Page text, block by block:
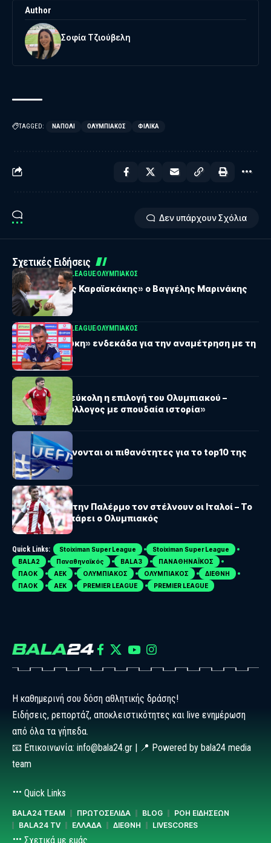
Author
Σοφία Τζιούβελη
TAGGED: ΝΆΠΟΛΙ ΟΛΥΜΠΙΑΚΟΣ ΦΙΛΙΚΑ
Δεν υπάρχουν Σχόλια
Σχετικές Ειδήσεις
UEFA CHAMPIONS LEAGUEΟΛΥΜΠΙΑΚΟΣ
Στο «Γεώργιος Καραϊσκάκης» ο Βαγγέλης Μαρινάκης
UEFA CHAMPIONS LEAGUEΟΛΥΜΠΙΑΚΟΣ
Η «ερυθρόλευκη» ενδεκάδα για την αναμέτρηση με τη
Ναϊμέγκεν
ΟΛΥΜΠΙΑΚΟΣ
Σίλβα: «Πολύ εύκολη η επιλογή του Ολυμπιακού –
Τεράστιος σύλλογος με σπουδαία ιστορία»
UEFA
Ελλάδα: Αυξάνονται οι πιθανότητες για το top10 της
UEFA
ΟΛΥΜΠΙΑΚΟΣ
Στρεφέτσα: Στην Παλέρμο τον στέλνουν οι Ιταλοί – Το
ποσό που θα πάρει ο Ολυμπιακός
Quick Links: Stoiximan Super League
Stoiximan Super League
BALA2
Παναθηναϊκός BALA3
ΠΑΝΑΘΗΝΑΪΚΟΣ
ΠΑΟΚ
ΑΕΚ ΟΛΥΜΠΙΑΚΟΣ ΟΛΥΜΠΙΑΚΟΣ
ΔΙΕΘΝΗ
ΠΑΟΚ
ΑΕΚ PREMIER LEAGUE PREMIER LEAGUE
Η καθημερινή σου δόση αθλητικής δράσης!
Ειδήσεις, ρεπορτάζ, αποκλειστικότητες και live ενημέρωση
από όλα τα γήπεδα.
📧 Επικοινωνία: info@bala24.gr | 📍 Powered by bala24 media
team
Quick Links
BALA24 TEAM ΠΡΩΤΟΣΕΛΙΔΑ BLOG
ΡΟΗ ΕΙΔΗΣΕΩΝ
BALA24 TV
ΕΛΛΑΔΑ ΔΙΕΘΝΗ LIVESCORES
Σχετικά με εμάς